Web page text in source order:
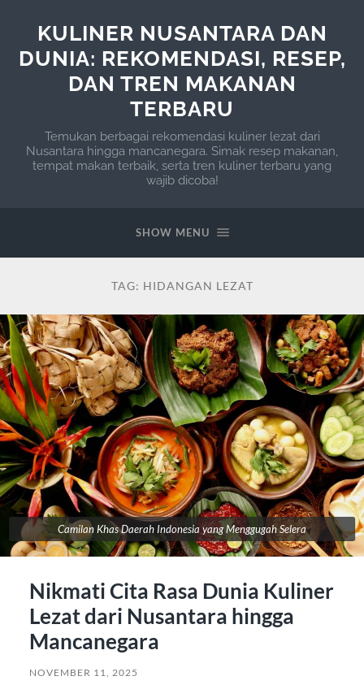
KULINER NUSANTARA DAN
DUNIA: REKOMENDASI, RESEP,
DAN TREN MAKANAN
TERBARU
Temukan berbagai rekomendasi kuliner lezat dari
Nusantara hingga mancanegara. Simak resep makanan,
tempat makan terbaik, serta tren kuliner terbaru yang
wajib dicoba!
SHOW MENU
TAG: HIDANGAN LEZAT
Camilan Khas Daerah Indonesia yang Menggugah Selera
Nikmati Cita Rasa Dunia Kuliner
Lezat dari Nusantara hingga
Mancanegara
NOVEMBER 11, 2025